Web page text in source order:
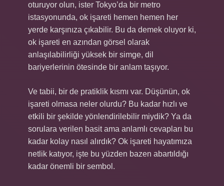
oturuyor olun, ister Tokyo’da bir metro
istasyonunda, ok işareti hemen hemen her
yerde karşınıza çıkabilir. Bu da demek oluyor ki,
ok işareti en azından görsel olarak
anlaşılabilirliği yüksek bir simge, dil
bariyerlerinin ötesinde bir anlam taşıyor.
Ve tabii, bir de pratiklik kısmı var. Düşünün, ok
işareti olmasa neler olurdu? Bu kadar hızlı ve
etkili bir şekilde yönlendirilebilir miydik? Ya da
sorulara verilen basit ama anlamlı cevapları bu
kadar kolay nasıl alırdık? Ok işareti hayatımıza
netlik katıyor, işte bu yüzden bazen abartıldığı
kadar önemli bir sembol.